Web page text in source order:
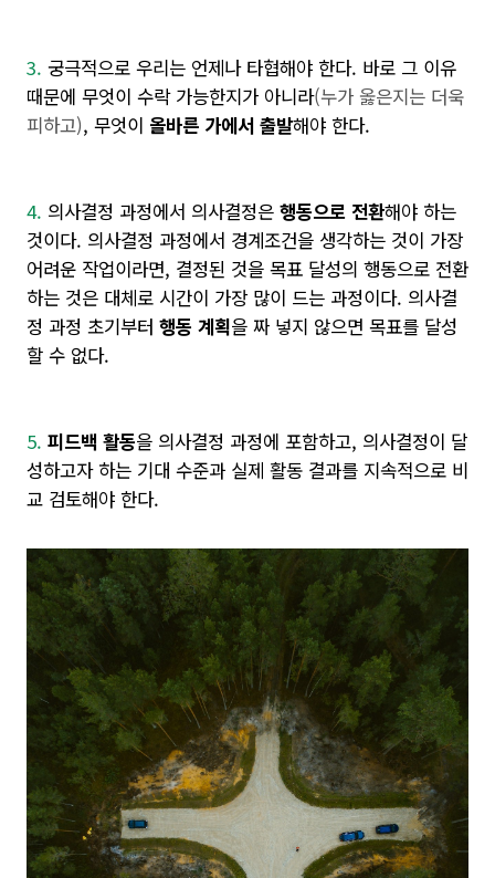
3. 궁극적으로 우리는 언제나 타협해야 한다. 바로 그 이유
때문에 무엇이 수락 가능한지가 아니라(누가 옳은지는 더욱
피하고), 무엇이 올바른 가에서 출발해야 한다.
4. 의사결정 과정에서 의사결정은 행동으로 전환해야 하는
것이다. 의사결정 과정에서 경계조건을 생각하는 것이 가장
어려운 작업이라면, 결정된 것을 목표 달성의 행동으로 전환
하는 것은 대체로 시간이 가장 많이 드는 과정이다. 의사결
정 과정 초기부터 행동 계획을 짜 넣지 않으면 목표를 달성
할 수 없다.
5. 피드백 활동을 의사결정 과정에 포함하고, 의사결정이 달
성하고자 하는 기대 수준과 실제 활동 결과를 지속적으로 비
교 검토해야 한다.